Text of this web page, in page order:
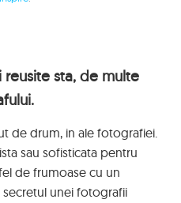
sta, de multe
de drum, in ale fotografiei.
sau sofisticata pentru
de frumoase cu un
secretul unei fotografii